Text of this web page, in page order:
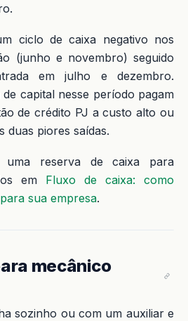
ciclo de caixa negativo nos
(junho e novembro) seguido
em julho e dezembro.
capital nesse período pagam
de crédito PJ a custo alto ou
piores saídas.
uma reserva de caixa para
em Fluxo de caixa: como
sua empresa.
mecânico
sozinho ou com um auxiliar e